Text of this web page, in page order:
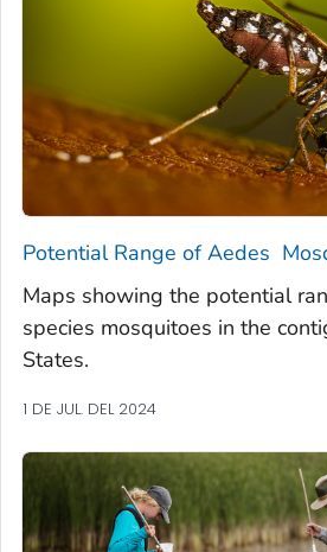
Potential Range ofAedes
Maps showing the potential
species mosquitoes in the
States.
1 DE JUL. DEL 2024